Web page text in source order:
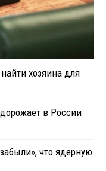
хозяина для
в России
что ядерную